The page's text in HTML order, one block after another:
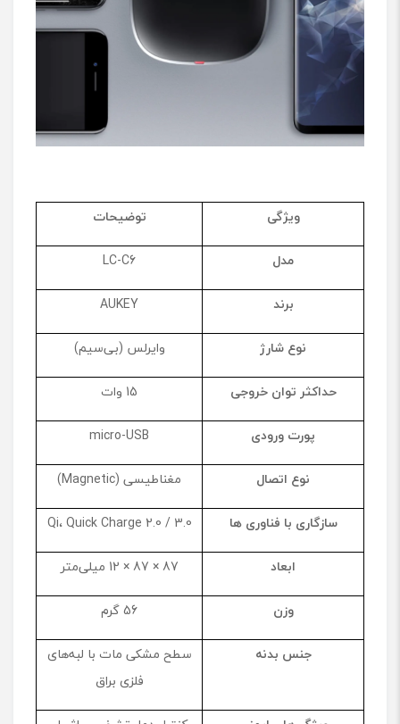
ویژگی
توضیحات
مدل
LC-C6
برند
AUKEY
نوع شارژ
وایرلس (بی‌سیم)
حداکثر توان خروجی
15 وات
پورت ورودی
micro-USB
نوع اتصال
مغناطیسی (Magnetic)
سازگاری با فناوری ها
Qi، Quick Charge 2.0 / 3.0
ابعاد
87 × 87 × 12 میلی‌متر
وزن
56 گرم
جنس بدنه
سطح مشکی مات با لبه‌های
فلزی براق